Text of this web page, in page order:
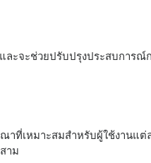
งการ
พรีเซิร์ฟฟลาว
ดอกไม้
วิธีดูแลด
เคล็ดลับ
อีเมลอยู่ใ
ละจะช่วยปรับปรุงประสบการณ์
าที่เหมาะสมสำหรับผู้ใช้งานแต่
าม